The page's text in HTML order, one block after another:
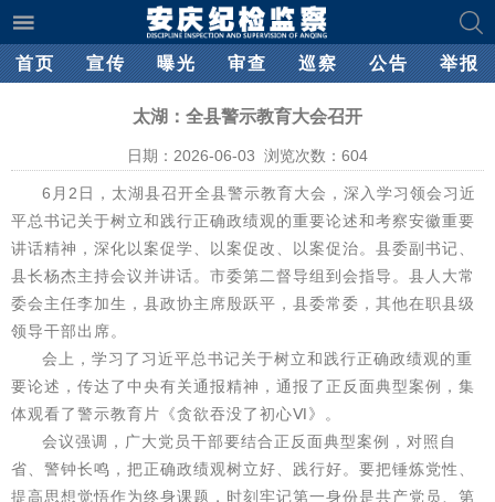
首页 宣传 曝光 审查 巡察 公告 举报
太湖：全县警示教育大会召开
日期：2026-06-03 浏览次数： 604
6月2日，太湖县召开全县警示教育大会，深入学习领会习近
平总书记关于树立和践行正确政绩观的重要论述和考察安徽重要
讲话精神，深化以案促学、以案促改、以案促治。县委副书记、
县长杨杰主持会议并讲话。市委第二督导组到会指导。县人大常
委会主任李加生，县政协主席殷跃平，县委常委，其他在职县级
领导干部出席。
会上，学习了习近平总书记关于树立和践行正确政绩观的重
要论述，传达了中央有关通报精神，通报了正反面典型案例，集
体观看了警示教育片《贪欲吞没了初心Ⅵ》。
会议强调，广大党员干部要结合正反面典型案例，对照自
省、警钟长鸣，把正确政绩观树立好、践行好。要把锤炼党性、
提高思想觉悟作为终身课题，时刻牢记第一身份是共产党员、第